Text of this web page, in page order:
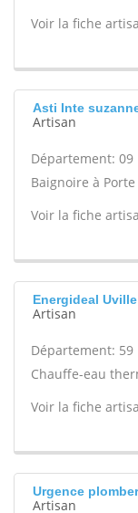
Voir la fiche
Asti Inte
Artisan
Département: 09
Baignoire à Porte
Voir la fiche
Energideal
Artisan
Département: 59
Chauffe-eau
Voir la fiche
Urgence
Artisan